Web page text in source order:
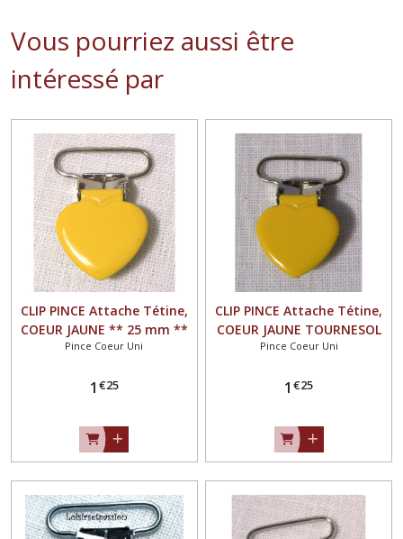
Vous pourriez aussi être
intéressé par
CLIP PINCE Attache Tétine,
COEUR JAUNE ** 25 mm **
Couleur uni émaillée,
Pince Coeur Uni
1 €25
CLIP PINCE Attache Tétine,
COEUR JAUNE TOURNESOL
** 25 mm ** Couleur uni
Pince Coeur Uni
1 €25